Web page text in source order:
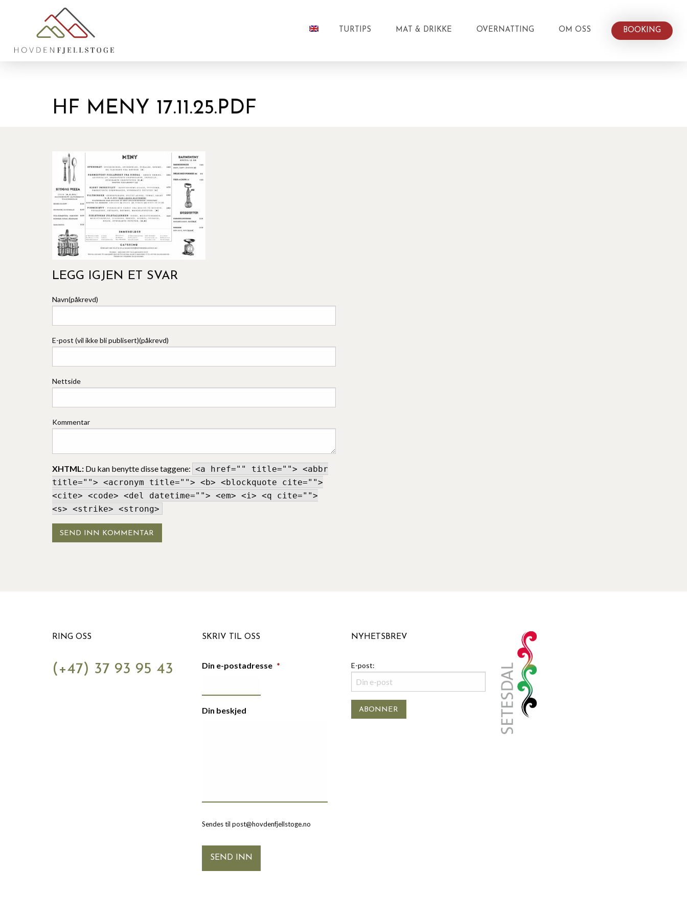
TURTIPS MAT & DRIKKE OVERNATTING OM OSS BOOKING
HF MENY 17.11.25.PDF
LEGG IGJEN ET SVAR
Navn(påkrevd)
E-post (vil ikke bli publisert)(påkrevd)
Nettside
Kommentar
XHTML: Du kan benytte disse taggene: <a href="" title=""> <abbr
title=""> <acronym title=""> <b> <blockquote cite="">
<cite> <code> <del datetime=""> <em> <i> <q cite="">
<s> <strike> <strong>
RING OSS
(+47) 37 93 95 43
SKRIV TIL OSS
Din e-postadresse *
Din beskjed
Sendes til post@hovdenfjellstoge.no
NYHETSBREV
E-post: